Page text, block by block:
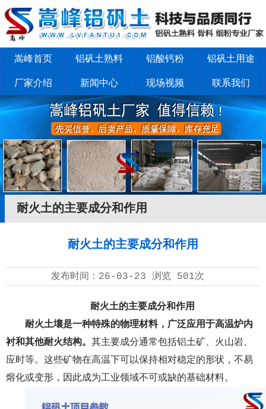
嵩峰首页 铝矾土熟料 铝酸钙粉 铝矾土用途
厂家介绍 新闻中心 现场视频 联系我们
耐火土的主要成分和作用
耐火土的主要成分和作用
发布时间： 26-03-23 浏览 501次
耐火土的主要成分和作用
耐火土壤是一种特殊的物理材料，广泛应用于高温炉内
衬和其他耐火结构。 其主要成分通常包括铝土矿、火山岩、
应时等。这些矿物在高温下可以保持相对稳定的形状，不易
熔化或变形，因此成为工业领域不可或缺的基础材料。